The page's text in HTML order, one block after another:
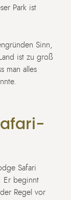
Park ist
Sinn,
ist zu groß
man alles
Safari
Er beginnt
Regel vor